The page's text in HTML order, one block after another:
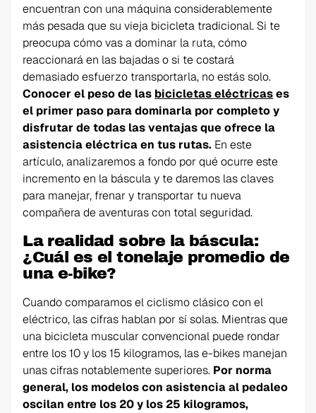
encuentran con una máquina considerablemente
más pesada que su vieja bicicleta tradicional. Si te
preocupa cómo vas a dominar la ruta, cómo
reaccionará en las bajadas o si te costará
demasiado esfuerzo transportarla, no estás solo.
Conocer el peso de las bicicletas eléctricases
el primer paso para dominarla por completo y
disfrutar de todas las ventajas que ofrece la
asistencia eléctrica en tus rutas. En este
artículo, analizaremos a fondo por qué ocurre este
incremento en la báscula y te daremos las claves
para manejar, frenar y transportar tu nueva
compañera de aventuras con total seguridad.
La realidad sobre la báscula:
¿Cuál es el tonelaje promedio de
una e-bike?
Cuando comparamos el ciclismo clásico con el
eléctrico, las cifras hablan por sí solas. Mientras que
una bicicleta muscular convencional puede rondar
entre los 10 y los 15 kilogramos, las e-bikes manejan
unas cifras notablemente superiores. Por norma
general, los modelos con asistencia al pedaleo
oscilan entre los 20 y los 25 kilogramos,